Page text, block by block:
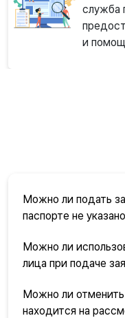
служба
и
Можно ли подать
паспорте не
Можно ли
лица при подаче
Можно ли отменить
находится на